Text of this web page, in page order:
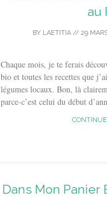
au
BY LAETITIA // 29
Chaque mois, je te ferais
bio et toutes les recettes que
légumes locaux. Bon, là
parce-c’est celui du début
Dans Mon Panier